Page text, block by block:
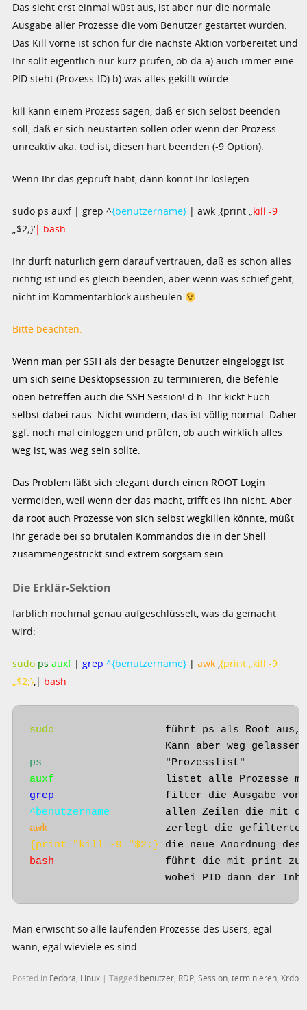
Das sieht erst einmal wüst aus, ist aber nur die normale
Ausgabe aller Prozesse die vom Benutzer gestartet wurden.
Das Kill vorne ist schon für die nächste Aktion vorbereitet und
Ihr sollt eigentlich nur kurz prüfen, ob da a) auch immer eine
PID steht (Prozess-ID) b) was alles gekillt würde.
kill kann einem Prozess sagen, daß er sich selbst beenden
soll, daß er sich neustarten sollen oder wenn der Prozess
unreaktiv aka. tod ist, diesen hart beenden (-9 Option).
Wenn Ihr das geprüft habt, dann könnt Ihr loslegen:
sudo ps auxf | grep ^{benutzername} | awk ‚{print „kill -9
„$2;}‘| bash
Ihr dürft natürlich gern darauf vertrauen, daß es schon alles
richtig ist und es gleich beenden, aber wenn was schief geht,
nicht im Kommentarblock ausheulen
Bitte beachten:
Wenn man per SSH als der besagte Benutzer eingeloggt ist
um sich seine Desktopsession zu terminieren, die Befehle
oben betreffen auch die SSH Session! d.h. Ihr kickt Euch
selbst dabei raus. Nicht wundern, das ist völlig normal. Daher
ggf. noch mal einloggen und prüfen, ob auch wirklich alles
weg ist, was weg sein sollte.
Das Problem läßt sich elegant durch einen ROOT Login
vermeiden, weil wenn der das macht, trifft es ihn nicht. Aber
da root auch Prozesse von sich selbst wegkillen könnte, müßt
Ihr gerade bei so brutalen Kommandos die in der Shell
zusammengestrickt sind extrem sorgsam sein.
Die Erklär-Sektion
farblich nochmal genau aufgeschlüsselt, was da gemacht
wird:
sudo ps auxf|grep ^{benutzername} |awk ‚{print „kill -9
„$2;}‚| bash
sudo führt ps als Root aus, was
ps
auxf
grep
^benutzername
awk
{print "kill -9 "$2;}
bash
führt die mit print
wobei PID dann der Inhalt von
Man erwischt so alle laufenden Prozesse des Users, egal
wann, egal wieviele es sind.
Posted in Fedora Linux |Tagged benutzer RDP ,Session ,terminieren ,Xrdp